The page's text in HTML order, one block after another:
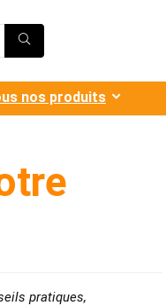
nos produits
pratiques,